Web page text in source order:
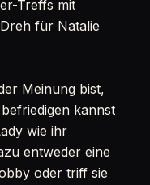
Treffs mit
für Natalie
Meinung bist,
kannst
wie ihr
entweder eine
oder triff sie